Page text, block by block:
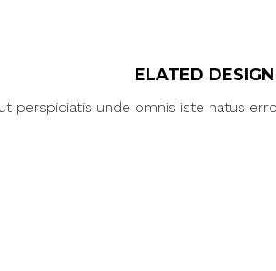
ELATED DESIGN
perspiciatis unde omnis iste natus